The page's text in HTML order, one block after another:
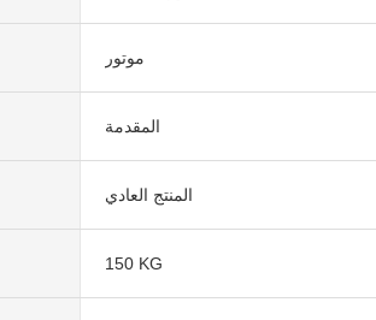
موتور
المقدمة
المنتج العادي
150 KG